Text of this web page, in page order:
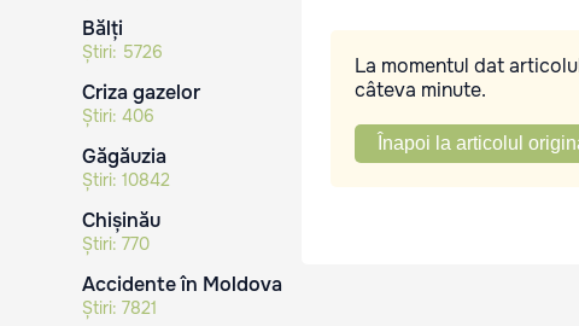
Bălți
Știri: 5726
Criza gazelor
Știri: 406
Găgăuzia
Știri: 10842
Chișinău
Știri: 770
Accidente în Moldova
Știri: 7821
La momentul dat
câteva minute.
Înapoi la articolul